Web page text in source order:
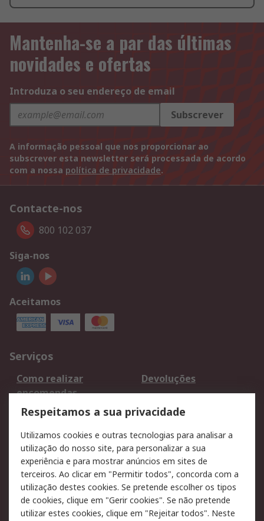
Mantenha-se a par das últimas
novidades e ofertas
Introduza o seu endereço de email
Subscrever
A informação pessoal que nos proporcionar ao
subscrever esta newsletter será processada de acordo
com a nossa política de privacidade.
Contacte-nos
800 102 037
Siga-nos
Aceitamos
Serviços
Como realizar
encomendas
Devoluções
Formas de entrega
Qualidade e ambiente
Pagamento e
faturação
Legal
Aviso legal
Política de cookies
Respeitamos a sua privacidade
Utilizamos cookies e outras tecnologias para analisar a
utilização do nosso site, para personalizar a sua
experiência e para mostrar anúncios em sites de
terceiros. Ao clicar em "Permitir todos", concorda com a
utilização destes cookies. Se pretende escolher os tipos
de cookies, clique em "Gerir cookies". Se não pretende
utilizar estes cookies, clique em "Rejeitar todos". Neste